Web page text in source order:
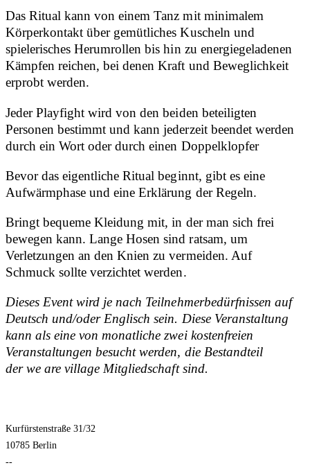
Das Ritual kann von einem Tanz mit minimalem
Körperkontakt über gemütliches Kuscheln und
spielerisches Herumrollen bis hin zu energiegeladenen
Kämpfen reichen, bei denen Kraft und Beweglichkeit
erprobt werden.
Jeder Playfight wird von den beiden beteiligten
Personen bestimmt und kann jederzeit beendet werden
durch ein Wort oder durch einen Doppelklopfer
Bevor das eigentliche Ritual beginnt, gibt es eine
Aufwärmphase und eine Erklärung der Regeln.
Bringt bequeme Kleidung mit, in der man sich frei
bewegen kann. Lange Hosen sind ratsam, um
Verletzungen an den Knien zu vermeiden. Auf
Schmuck sollte verzichtet werden.
Dieses Event wird je nach Teilnehmerbedürfnissen auf
Deutsch und/oder Englisch sein. Diese Veranstaltung
kann als eine von monatliche zwei kostenfreien
Veranstaltungen besucht werden, die Bestandteil
der we are village Mitgliedschaft sind.
Kurfürstenstraße 31/32
10785 Berlin
--